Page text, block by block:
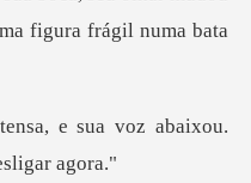
figur
a, e sua voz abaixou.